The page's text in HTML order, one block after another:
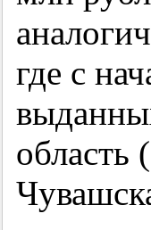
где с
область